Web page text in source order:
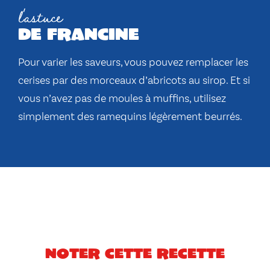
l'astuce
de francine
Pour varier les saveurs, vous pouvez remplacer les
cerises par des morceaux d’abricots au sirop. Et si
vous n’avez pas de moules à muffins, utilisez
simplement des ramequins légèrement beurrés.
Noter cette recette